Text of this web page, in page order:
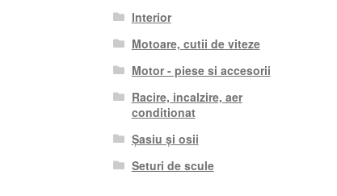
Interior
Motoare, cutii de viteze
Motor - piese si accesorii
Racire, incalzire, aer
conditionat
Șasiu și osii
Seturi de scule